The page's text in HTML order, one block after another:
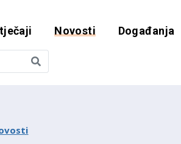
i
Novosti Događanja